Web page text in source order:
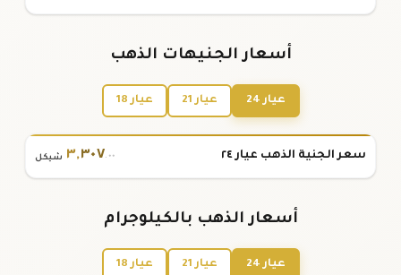
أسعار الجنيهات الذهب
عيار 24 عيار 21 عيار 18
سعر الجنية الذهب عيار ٢٤ ٣,٣٠٧.٠٠ شيكل
أسعار الذهب بالكيلوجرام
عيار 24 عيار 21 عيار 18